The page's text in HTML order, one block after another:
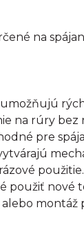
na
na rúry bez
pre
použiť nové
montáž